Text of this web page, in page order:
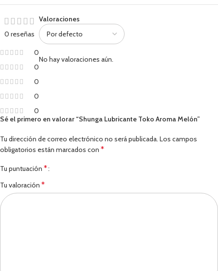
0 reseñas
0
0
0
0
0
Valoraciones
No hay valoraciones aún.
Sé el primero en valorar “Shunga Lubricante Toko Aroma Melón”
Tu dirección de correo electrónico no será publicada. Los campos
obligatorios están marcados con *
Tu puntuación *
Tu valoración *